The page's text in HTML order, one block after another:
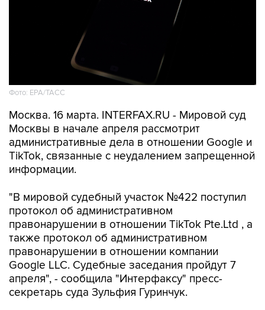
Фото: ЕРА/ТАСС
Москва. 16 марта. INTERFAX.RU - Мировой суд
Москвы в начале апреля рассмотрит
административные дела в отношении Google и
TikTok, связанные с неудалением запрещенной
информации.
"В мировой судебный участок №422 поступил
протокол об административном
правонарушении в отношении TikTok Pte.Ltd , а
также протокол об административном
правонарушении в отношении компании
Google LLC. Судебные заседания пройдут 7
апреля", - сообщила "Интерфаксу" пресс-
секретарь суда Зульфия Гуринчук.